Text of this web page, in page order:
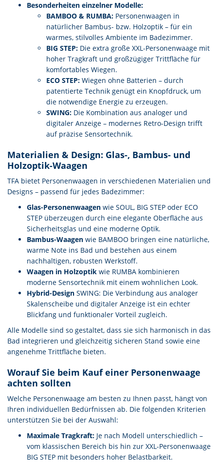
Besonderheiten einzelner Modelle:
BAMBOO & RUMBA: Personenwaagen in
natürlicher Bambus- bzw. Holzoptik – für ein
warmes, stilvolles Ambiente im Badezimmer.
BIG STEP: Die extra große XXL-Personenwaage mit
hoher Tragkraft und großzügiger Trittfläche für
komfortables Wiegen.
ECO STEP: Wiegen ohne Batterien – durch
patentierte Technik genügt ein Knopfdruck, um
die notwendige Energie zu erzeugen.
SWING: Die Kombination aus analoger und
digitaler Anzeige – modernes Retro-Design trifft
auf präzise Sensortechnik.
Materialien & Design: Glas-, Bambus- und
Holzoptik-Waagen
TFA bietet Personenwaagen in verschiedenen Materialien und
Designs – passend für jedes Badezimmer:
Glas-Personenwaagen wie SOUL, BIG STEP oder ECO
STEP überzeugen durch eine elegante Oberfläche aus
Sicherheitsglas und eine moderne Optik.
Bambus-Waagen wie BAMBOO bringen eine natürliche,
warme Note ins Bad und bestehen aus einem
nachhaltigen, robusten Werkstoff.
Waagen in Holzoptik wie RUMBA kombinieren
moderne Sensortechnik mit einem wohnlichen Look.
Hybrid-Design SWING: Die Verbindung aus analoger
Skalenscheibe und digitaler Anzeige ist ein echter
Blickfang und funktionaler Vorteil zugleich.
Alle Modelle sind so gestaltet, dass sie sich harmonisch in das
Bad integrieren und gleichzeitig sicheren Stand sowie eine
angenehme Trittfläche bieten.
Worauf Sie beim Kauf einer Personenwaage
achten sollten
Welche Personenwaage am besten zu Ihnen passt, hängt von
Ihren individuellen Bedürfnissen ab. Die folgenden Kriterien
unterstützen Sie bei der Auswahl:
Maximale Tragkraft: Je nach Modell unterschiedlich –
vom klassischen Bereich bis hin zur XXL-Personenwaage
BIG STEP mit besonders hoher Belastbarkeit.